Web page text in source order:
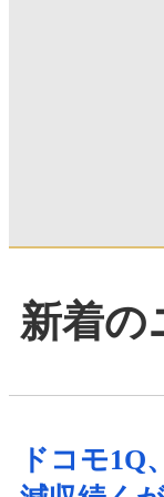
新着の
ドコモ1Q